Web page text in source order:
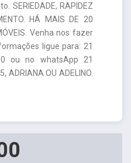
SERIEDADE, RAPIDEZ
HÁ MAIS DE 20
Venha nos fazer
ligue para: 21
ou no whatsApp 21
OU ADELINO.